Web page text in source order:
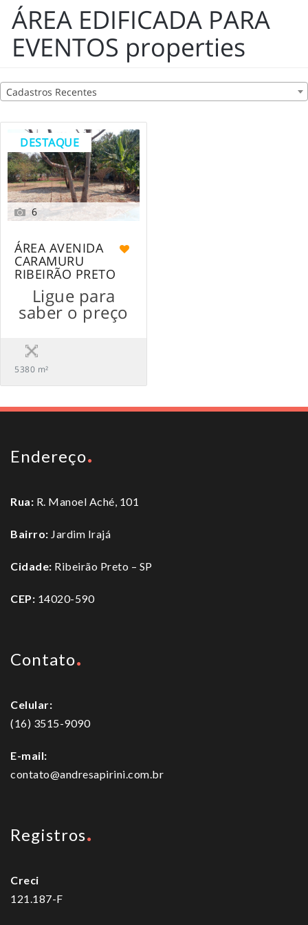
ÁREA EDIFICADA PARA
EVENTOS properties
Cadastros Recentes
DESTAQUE
6
ÁREA AVENIDA
CARAMURU
RIBEIRÃO PRETO
Ligue para
saber o preço
5380 m²
Endereço
Rua: R. Manoel Aché, 101
Bairro: Jardim Irajá
Cidade: Ribeirão Preto – SP
CEP: 14020-590
Contato
Celular:
(16) 3515-9090
E-mail:
contato@andresapirini.com.br
Registros
Creci
121.187-F